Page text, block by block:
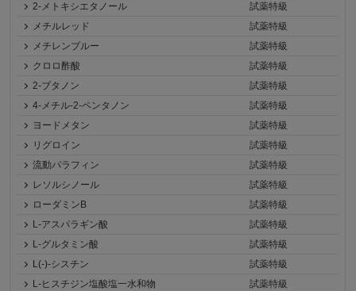
2-メトキシエタノール
試薬特級
メチルレッド
試薬特級
メチレンブルー
試薬特級
クロロ酢酸
試薬特級
2-ブタノン
試薬特級
4-メチル-2-ペンタノン
試薬特級
ヨードメタン
試薬特級
リグロイン
試薬特級
流動パラフィン
試薬特級
レソルシノール
試薬特級
ローダミンB
試薬特級
L-アスパラギン酸
試薬特級
L-グルタミン酸
試薬特級
L(-)-シスチン
試薬特級
L-ヒスチジン塩酸塩一水和物
試薬特級